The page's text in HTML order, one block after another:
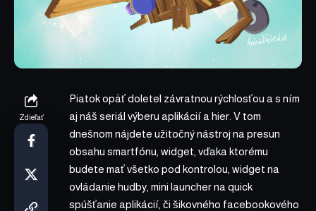
Zdieľať
Piatok opäť doletel závratnou rýchlosťou a s ním
aj náš seriál výberu aplikácií a hier. V tom
dnešnom nájdete užitočný nástroj na presun
obsahu smartfónu, widget, vďaka ktorému
budete mať všetko pod kontrolou, widget na
ovládanie hudby, mini launcher na quick
spúšťanie aplikácií, či šikovného facebookového